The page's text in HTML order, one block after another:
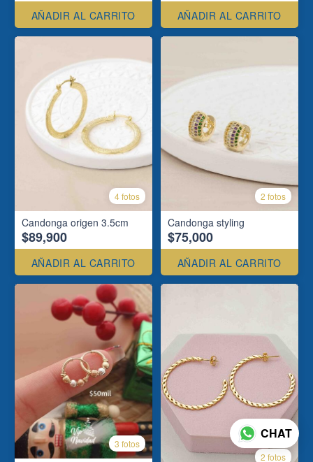
AÑADIR AL CARRITO AÑADIR AL CARRITO
4 fotos
Candonga origen 3.5cm
$89,900
AÑADIR AL CARRITO
2 fotos
Candonga styling
$75,000
AÑADIR AL CARRITO
3 fotos
2 fotos
CHAT